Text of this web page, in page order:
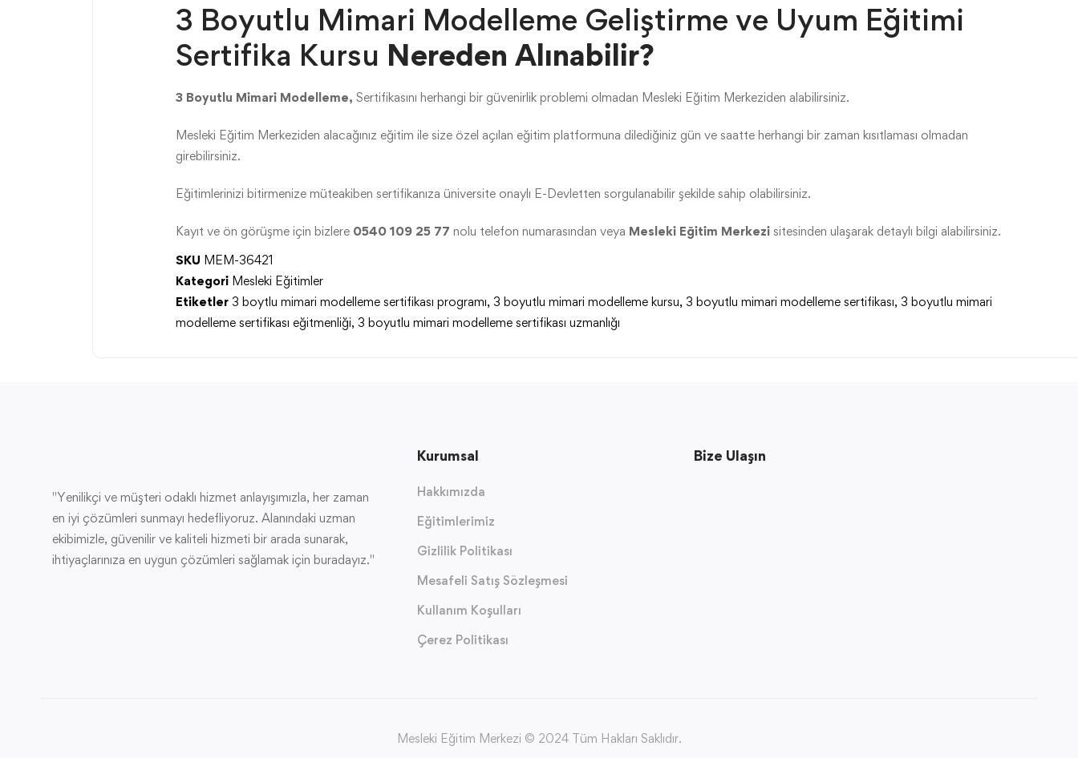
3 Boyutlu Mimari Modelleme Geliştirme ve Uyum Eğitimi
Sertifika Kursu Nereden Alınabilir?
3 Boyutlu Mimari Modelleme, Sertifikasını herhangi bir güvenirlik problemi olmadan Mesleki Eğitim Merkeziden alabilirsiniz.
Mesleki Eğitim Merkeziden alacağınız eğitim ile size özel açılan eğitim platformuna dilediğiniz gün ve saatte herhangi bir zaman kısıtlaması olmadan
girebilirsiniz.
Eğitimlerinizi bitirmenize müteakiben sertifikanıza üniversite onaylı E-Devletten sorgulanabilir şekilde sahip olabilirsiniz.
Kayıt ve ön görüşme için bizlere 0540 109 25 77 nolu telefon numarasından veya Mesleki Eğitim Merkezi sitesinden ulaşarak detaylı bilgi alabilirsiniz.
SKU MEM-36421
Kategori Mesleki Eğitimler
Etiketler 3 boytlu mimari modelleme sertifikası programı, 3 boyutlu mimari modelleme kursu, 3 boyutlu mimari modelleme sertifikası, 3 boyutlu mimari
modelleme sertifikası eğitmenliği, 3 boyutlu mimari modelleme sertifikası uzmanlığı
"Yenilikçi ve müşteri odaklı hizmet anlayışımızla, her zaman
en iyi çözümleri sunmayı hedefliyoruz. Alanındaki uzman
ekibimizle, güvenilir ve kaliteli hizmeti bir arada sunarak,
ihtiyaçlarınıza en uygun çözümleri sağlamak için buradayız."
Kurumsal
Hakkımızda
Eğitimlerimiz
Gizlilik Politikası
Mesafeli Satış Sözleşmesi
Kullanım Koşulları
Çerez Politikası
Bize Ulaşın
Mesleki Eğitim Merkezi © 2024 Tüm Hakları Saklıdır.